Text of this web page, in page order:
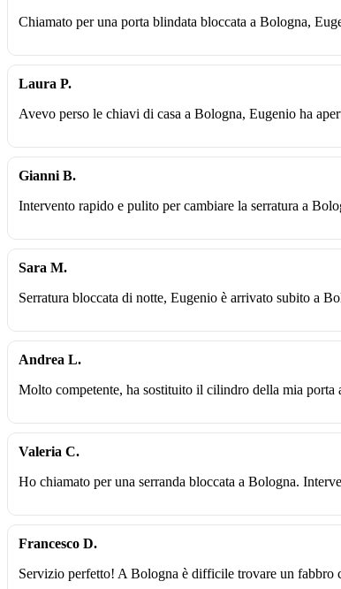
Chiamato per una porta blindata bloccata a Bologna,
Laura P.
Avevo perso le chiavi di casa a Bologna, Eugenio ha
Gianni B.
Intervento rapido e pulito per cambiare la serratura a
Sara M.
Serratura bloccata di notte, Eugenio è arrivato subito a
Andrea L.
Molto competente, ha sostituito il cilindro della mia porta
Valeria C.
Ho chiamato per una serranda bloccata a Bologna.
Francesco D.
Servizio perfetto! A Bologna è difficile trovare un fabbro